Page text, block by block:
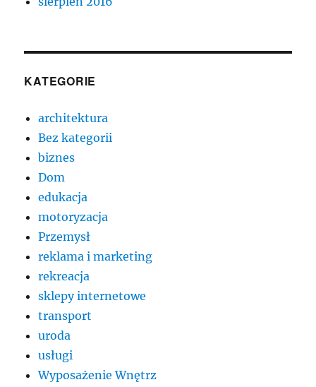
KATEGORIE
architektura
Bez kategorii
biznes
Dom
edukacja
motoryzacja
Przemysł
reklama i marketing
rekreacja
sklepy internetowe
transport
uroda
usługi
Wyposażenie Wnętrz